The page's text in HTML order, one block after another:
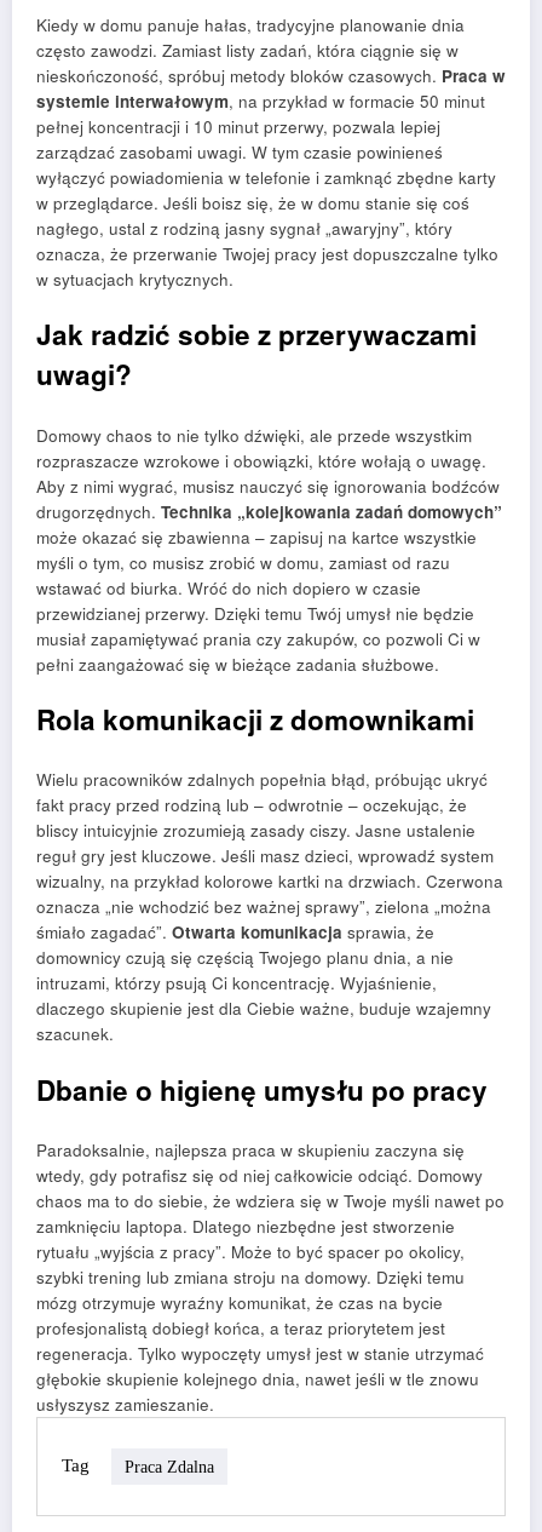
Kiedy w domu panuje hałas, tradycyjne planowanie dnia
często zawodzi. Zamiast listy zadań, która ciągnie się w
nieskończoność, spróbuj metody bloków czasowych. Praca w
systemie interwałowym, na przykład w formacie 50 minut
pełnej koncentracji i 10 minut przerwy, pozwala lepiej
zarządzać zasobami uwagi. W tym czasie powinieneś
wyłączyć powiadomienia w telefonie i zamknąć zbędne karty
w przeglądarce. Jeśli boisz się, że w domu stanie się coś
nagłego, ustal z rodziną jasny sygnał „awaryjny”, który
oznacza, że przerwanie Twojej pracy jest dopuszczalne tylko
w sytuacjach krytycznych.
Jak radzić sobie z przerywaczami
uwagi?
Domowy chaos to nie tylko dźwięki, ale przede wszystkim
rozpraszacze wzrokowe i obowiązki, które wołają o uwagę.
Aby z nimi wygrać, musisz nauczyć się ignorowania bodźców
drugorzędnych. Technika „kolejkowania zadań domowych”
może okazać się zbawienna – zapisuj na kartce wszystkie
myśli o tym, co musisz zrobić w domu, zamiast od razu
wstawać od biurka. Wróć do nich dopiero w czasie
przewidzianej przerwy. Dzięki temu Twój umysł nie będzie
musiał zapamiętywać prania czy zakupów, co pozwoli Ci w
pełni zaangażować się w bieżące zadania służbowe.
Rola komunikacji z domownikami
Wielu pracowników zdalnych popełnia błąd, próbując ukryć
fakt pracy przed rodziną lub – odwrotnie – oczekując, że
bliscy intuicyjnie zrozumieją zasady ciszy. Jasne ustalenie
reguł gry jest kluczowe. Jeśli masz dzieci, wprowadź system
wizualny, na przykład kolorowe kartki na drzwiach. Czerwona
oznacza „nie wchodzić bez ważnej sprawy”, zielona „można
śmiało zagadać”. Otwarta komunikacja sprawia, że
domownicy czują się częścią Twojego planu dnia, a nie
intruzami, którzy psują Ci koncentrację. Wyjaśnienie,
dlaczego skupienie jest dla Ciebie ważne, buduje wzajemny
szacunek.
Dbanie o higienę umysłu po pracy
Paradoksalnie, najlepsza praca w skupieniu zaczyna się
wtedy, gdy potrafisz się od niej całkowicie odciąć. Domowy
chaos ma to do siebie, że wdziera się w Twoje myśli nawet po
zamknięciu laptopa. Dlatego niezbędne jest stworzenie
rytuału „wyjścia z pracy”. Może to być spacer po okolicy,
szybki trening lub zmiana stroju na domowy. Dzięki temu
mózg otrzymuje wyraźny komunikat, że czas na bycie
profesjonalistą dobiegł końca, a teraz priorytetem jest
regeneracja. Tylko wypoczęty umysł jest w stanie utrzymać
głębokie skupienie kolejnego dnia, nawet jeśli w tle znowu
usłyszysz zamieszanie.
Tag Praca Zdalna